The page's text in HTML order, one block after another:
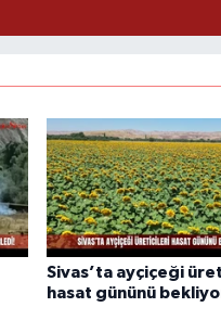
Sivas’ta ayçiçeği
hasat gününü